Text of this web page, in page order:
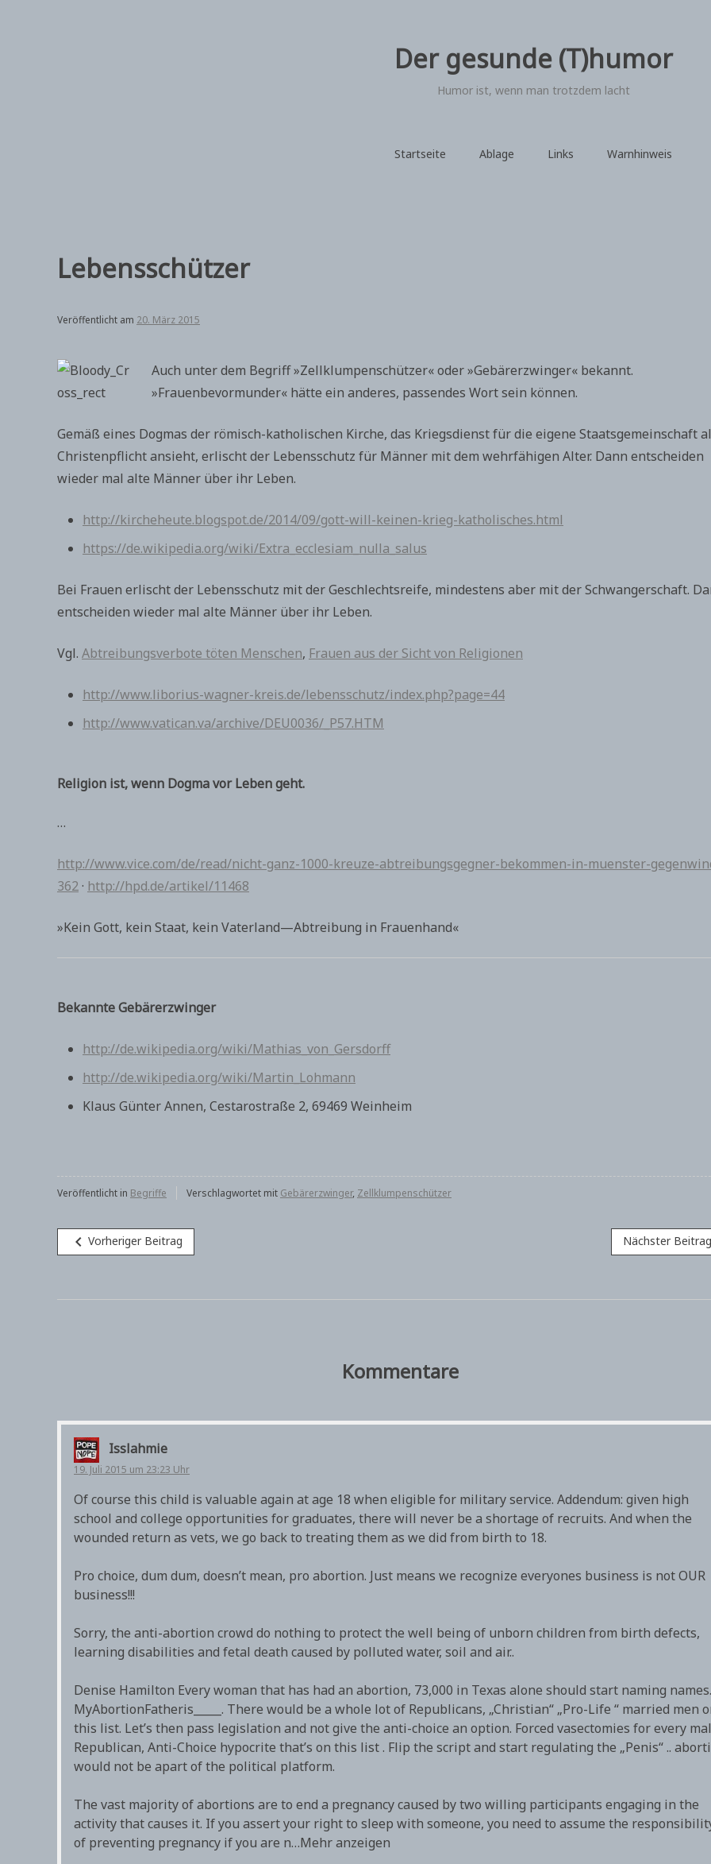
Der gesunde (T)humor
Humor ist, wenn man trotzdem lacht
Startseite Ablage Links Warnhinweis
Lebensschützer
Veröffentlicht am 20. März 2015
Auch unter dem Begriff »Zellklumpenschützer« oder »Gebärerzwinger« bekannt.
»Frauenbevormunder« hätte ein anderes, passendes Wort sein können.
Gemäß eines Dogmas der römisch-katholischen Kirche, das Kriegsdienst für die eigene Staatsgemeinschaft
Christenpflicht ansieht, erlischt der Lebensschutz für Männer mit dem wehrfähigen Alter. Dann entscheiden
wieder mal alte Männer über ihr Leben.
http://kircheheute.blogspot.de/2014/09/gott-will-keinen-krieg-katholisches.html
https://de.wikipedia.org/wiki/Extra_ecclesiam_nulla_salus
Bei Frauen erlischt der Lebensschutz mit der Geschlechtsreife, mindestens aber mit der Schwangerschaft.
entscheiden wieder mal alte Männer über ihr Leben.
Vgl. Abtreibungsverbote töten Menschen, Frauen aus der Sicht von Religionen
http://www.liborius-wagner-kreis.de/lebensschutz/index.php?page=44
http://www.vatican.va/archive/DEU0036/_P57.HTM
Religion ist, wenn Dogma vor Leben geht.
…
http://www.vice.com/de/read/nicht-ganz-1000-kreuze-abtreibungsgegner-bekommen-in-muenster-
362· http://hpd.de/artikel/11468
»Kein Gott, kein Staat, kein Vaterland—Abtreibung in Frauenhand«
Bekannte Gebärerzwinger
http://de.wikipedia.org/wiki/Mathias_von_Gersdorff
http://de.wikipedia.org/wiki/Martin_Lohmann
Klaus Günter Annen, Cestarostraße 2, 69469 Weinheim
Veröffentlicht in Begriffe Verschlagwortet mit Gebärerzwinger, Zellklumpenschützer
Beitragsnavigation
navigate_before Vorheriger Beitrag Nächster Beitrag
Kommentare
Isslahmie
19. Juli 2015 um 23:23 Uhr
Of course this child is valuable again at age 18 when eligible for military service. Addendum: given high
school and college opportunities for graduates, there will never be a shortage of recruits. And when the
wounded return as vets, we go back to treating them as we did from birth to 18.
Pro choice, dum dum, doesn’t mean, pro abortion. Just means we recognize everyones business is not OUR
business!!!
Sorry, the anti-abortion crowd do nothing to protect the well being of unborn children from birth defects,
learning disabilities and fetal death caused by polluted water, soil and air..
Denise Hamilton Every woman that has had an abortion, 73,000 in Texas alone should start naming names.
MyAbortionFatheris_____. There would be a whole lot of Republicans, „Christian“ „Pro-Life “ married men
this list. Let’s then pass legislation and not give the anti-choice an option. Forced vasectomies for every
Republican, Anti-Choice hypocrite that’s on this list . Flip the script and start regulating the „Penis“ ..
would not be apart of the political platform.
The vast majority of abortions are to end a pregnancy caused by two willing participants engaging in the
activity that causes it. If you assert your right to sleep with someone, you need to assume the
of preventing pregnancy if you are n…Mehr anzeigen